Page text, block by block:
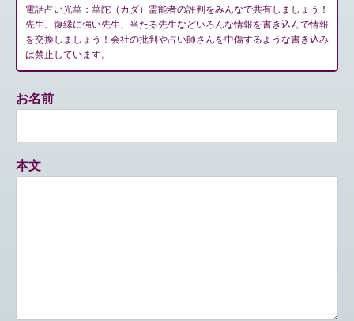
電話占い光華：華陀（カダ）霊能者の評判をみんなで共有しましょう！
先生、復縁に強い先生、当たる先生などいろんな情報を書き込んで情報
を交換しましょう！会社の批判や占い師さんを中傷するような書き込み
は禁止しています。
お名前
本文